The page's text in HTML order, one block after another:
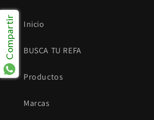
Inicio
BUSCA TU REFA
Productos
Marcas
Compartir